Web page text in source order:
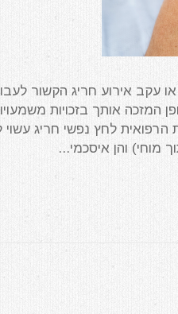
עקב אירוע חריג הקשור
המזכה אותך בזכויות
לחץ נפשי חריג עשוי
מוחי) והן איסכמי...